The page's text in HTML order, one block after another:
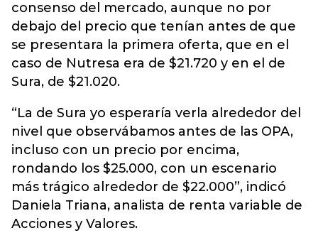
consenso del mercado, aunque no por
debajo del precio que tenían antes de que
se presentara la primera oferta, que en el
caso de Nutresa era de $21.720 y en el de
Sura, de $21.020.
“La de Sura yo esperaría verla alrededor del
nivel que observábamos antes de las OPA,
incluso con un precio por encima,
rondando los $25.000, con un escenario
más trágico alrededor de $22.000”, indicó
Daniela Triana, analista de renta variable de
Acciones y Valores.